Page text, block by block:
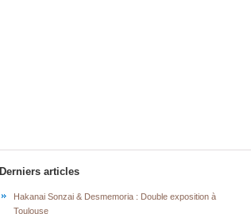
Derniers articles
Hakanai Sonzai & Desmemoria : Double exposition à
Toulouse